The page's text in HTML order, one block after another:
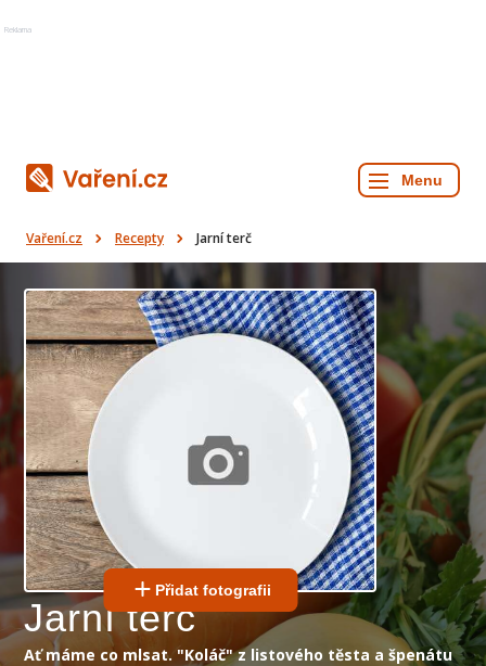
Reklama
Vaření.cz Recepty Jarní terč
Přidat fotografii
Jarní terč
Ať máme co mlsat. "Koláč" z listového těsta a špenátu